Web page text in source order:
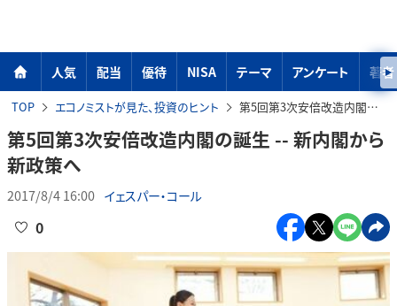
人気 配当 優待 NISA テーマ アンケート 著者
TOP エコノミストが見た、投資のヒント 第5回第3次安倍改造内閣の誕生 -- 新内閣から新政策へ
第5回第3次安倍改造内閣の誕生 -- 新内閣から
新政策へ
2017/8/4 16:00 イェスパー・コール
0